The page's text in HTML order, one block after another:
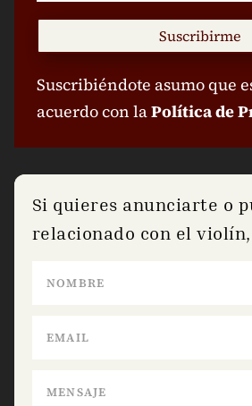
Suscribirme
Suscribiéndote asumo que
acuerdo con laPolítica de
Si quieres anunciarte o
relacionado con el